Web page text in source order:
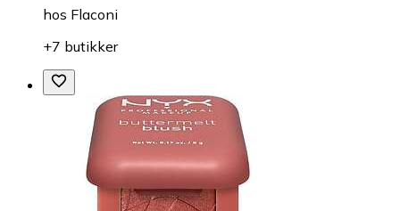
hos Flaconi
+7 butikker